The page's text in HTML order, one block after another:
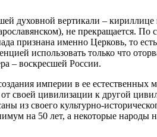
духовной вертикали –
не прекращается.
признана именно Церковь, то
использовать только что
– воскресшей России.
империи в ее
своей цивилизации к другой
из своего культурно-
на 50 лет, а некоторые народы